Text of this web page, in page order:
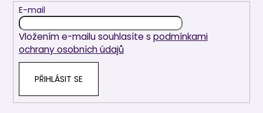
E-mail
Vložením e-mailu souhlasíte s podmínkami
ochrany osobních údajů
PŘIHLÁSIT SE